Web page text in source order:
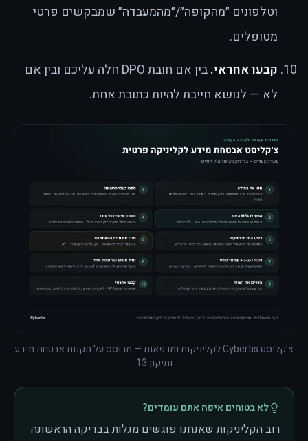
וטלפונים ״מהקופה״/״מהמעבדה״ שמבקשים פרטי
מטופלים.
קבעו אחראי.
בין אם חובת DPO חלה עליכם ובין אם
לא — לנושא חייבת להיות כתובת אחת.
צ׳קליסט Cybertis לקליניקות ומרפאות — מבוסס על תקנות אבטחת מידע
ותיקון 13
לא בטוחים איפה אתם עומדים?
רוב הקליניקות שאנחנו פוגשים מגלות בבדיקה הראשונה